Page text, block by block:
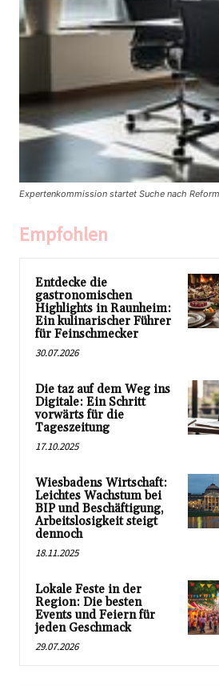
Expertenkommission startet Suche nach
Empfohlen
Entdecke die
gastronomischen
Highlights in Raunheim:
Ein kulinarischer Führer
für Feinschmecker
30.07.2026
Die taz auf dem Weg ins
Digitale: Ein Schritt
vorwärts für die
Tageszeitung
17.10.2025
Wiesbadens Wirtschaft:
Leichtes Wachstum bei
BIP und Beschäftigung,
Arbeitslosigkeit steigt
dennoch
18.11.2025
Lokale Feste in der
Region: Die besten
Events und Feiern für
jeden Geschmack
29.07.2026